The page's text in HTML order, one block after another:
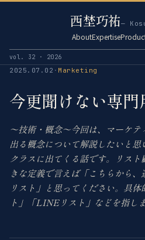
西埜巧祐—
AboutExpertise
vol. 32 · 2026
2025.07.02 · Marketing
今更聞けない専門
〜技術・概念〜今回は、マーケテ
出る概念について解説したいと
クラスに出てくる話です。リス
きな定義で言えば「こちらから
リスト」と思ってください。具
ト」「LINEリスト」などを指し